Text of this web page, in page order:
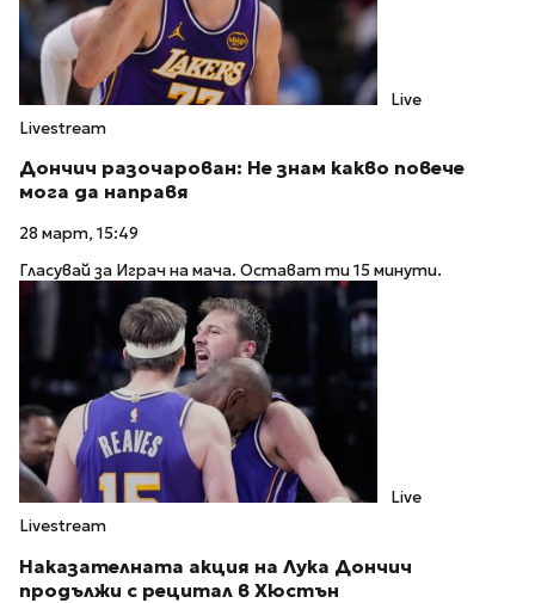
Live
Livestream
Дончич разочарован: Не знам какво повече
мога да направя
28 март, 15:49
Гласувай за Играч на мача. Остават ти 15 минути.
Live
Livestream
Наказателната акция на Лука Дончич
продължи с рецитал в Хюстън